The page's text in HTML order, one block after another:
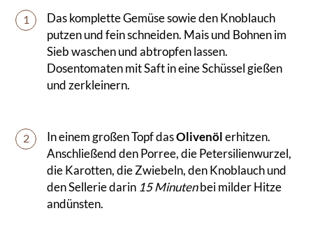
1
Das komplette Gemüse sowie den Knoblauch
putzen und fein schneiden. Mais und Bohnen im
Sieb waschen und abtropfen lassen.
Dosentomaten mit Saft in eine Schüssel gießen
und zerkleinern.
2 In einem großen Topf dasOlivenölerhitzen.
Anschließend den Porree, die Petersilienwurzel,
die Karotten, die Zwiebeln, den Knoblauch und
den Sellerie darin 15 Minutenbei milder Hitze
andünsten.